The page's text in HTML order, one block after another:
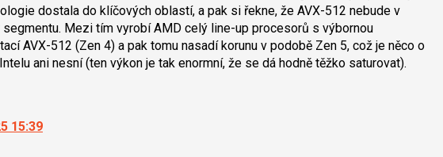
dostala do klíčových oblastí, a pak si řekne, že AVX-512 nebude v
segmentu. Mezi tím vyrobí AMD celý line-up procesorů s výbornou
AVX-512 (Zen 4) a pak tomu nasadí korunu v podobě Zen 5, což je něco o
ani nesní (ten výkon je tak enormní, že se dá hodně těžko saturovat).
15:39